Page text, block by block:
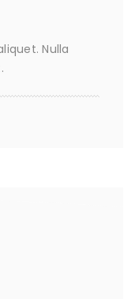
Nulla